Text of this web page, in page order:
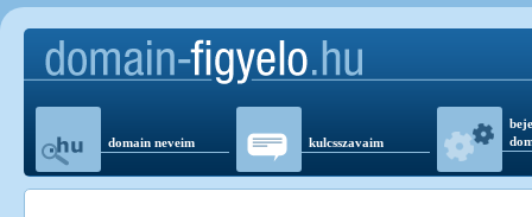
domain neveim kulcsszavaim